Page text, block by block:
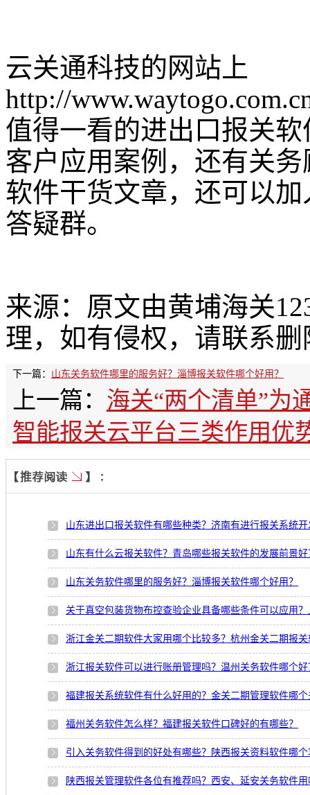
云关通科技的网站上
http://
值得一看的进出口报关
客户应用案例，还有关
软件干货文章，还可以
答疑群。
来源：原文由黄埔海关
理，如有侵权，请联系删
下一篇： 山东关务软件哪里的服务好？淄博报关软件哪个好用？
上一篇： 海关“两个清单”为
智能报关云平台三类作用优
山东进出口报关软件有哪些种类？济南有进行报关系统
山东有什么云报关软件？青岛哪些报关软件的发展前景好
山东关务软件哪里的服务好？淄博报关软件哪个好用？
关于真空包装货物布控查验企业具备哪些条件可以应用
浙江金关二期软件大家用哪个比较多？杭州金关二期报
浙江报关软件可以进行账册管理吗？温州关务软件哪个好
福建报关系统软件有什么好用的？金关二期管理软件哪
福州关务软件怎么样？福建报关软件口碑好的有哪些？
引入关务软件得到的好处有哪些？陕西报关资料软件哪
陕西报关管理软件各位有推荐吗？西安、延安关务软件